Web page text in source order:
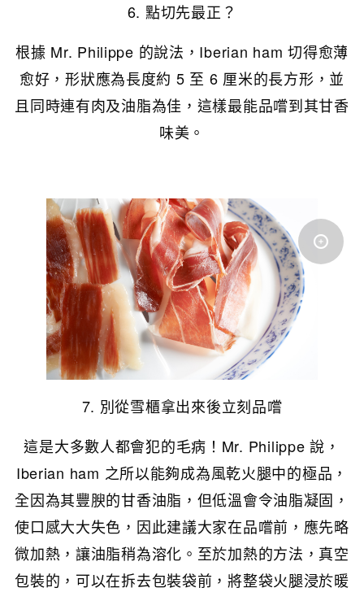
6. 點切先最正？
根據 Mr. Philippe 的說法，Iberian ham 切得愈薄
愈好，形狀應為長度約 5 至 6 厘米的長方形，並
且同時連有肉及油脂為佳，這樣最能品嚐到其甘香
味美。
7. 別從雪櫃拿出來後立刻品嚐
這是大多數人都會犯的毛病！Mr. Philippe 說，
Iberian ham 之所以能夠成為風乾火腿中的極品，
全因為其豐腴的甘香油脂，但低溫會令油脂凝固，
使口感大大失色，因此建議大家在品嚐前，應先略
微加熱，讓油脂稍為溶化。至於加熱的方法，真空
包裝的，可以在拆去包裝袋前，將整袋火腿浸於暖